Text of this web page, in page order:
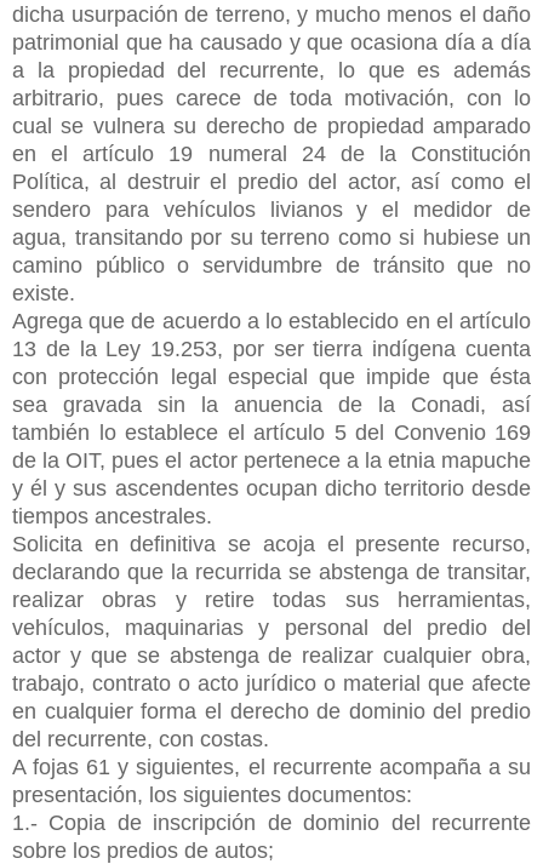
dicha usurpación de terreno, y mucho menos el daño
patrimonial que ha causado y que ocasiona día a día
a la propiedad del recurrente, lo que es además
arbitrario, pues carece de toda motivación, con lo
cual se vulnera su derecho de propiedad amparado
en el artículo 19 numeral 24 de la Constitución
Política, al destruir el predio del actor, así como el
sendero para vehículos livianos y el medidor de
agua, transitando por su terreno como si hubiese un
camino público o servidumbre de tránsito que no
existe.
Agrega que de acuerdo a lo establecido en el artículo
13 de la Ley 19.253, por ser tierra indígena cuenta
con protección legal especial que impide que ésta
sea gravada sin la anuencia de la Conadi, así
también lo establece el artículo 5 del Convenio 169
de la OIT, pues el actor pertenece a la etnia mapuche
y él y sus ascendentes ocupan dicho territorio desde
tiempos ancestrales.
Solicita en definitiva se acoja el presente recurso,
declarando que la recurrida se abstenga de transitar,
realizar obras y retire todas sus herramientas,
vehículos, maquinarias y personal del predio del
actor y que se abstenga de realizar cualquier obra,
trabajo, contrato o acto jurídico o material que afecte
en cualquier forma el derecho de dominio del predio
del recurrente, con costas.
A fojas 61 y siguientes, el recurrente acompaña a su
presentación, los siguientes documentos:
1.- Copia de inscripción de dominio del recurrente
sobre los predios de autos;